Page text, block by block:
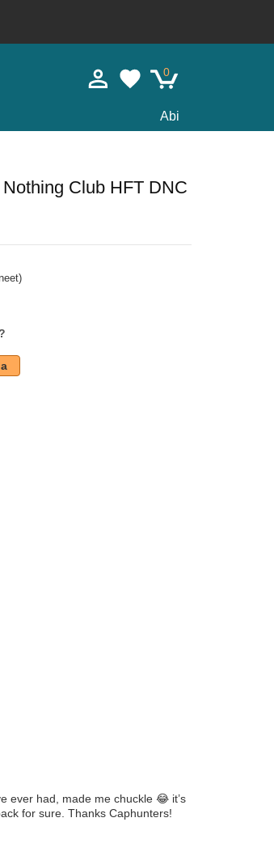
0
Abi
Club HFT DNC
ever had, made me chuckle 😂 it’s
for sure. Thanks Caphunters!